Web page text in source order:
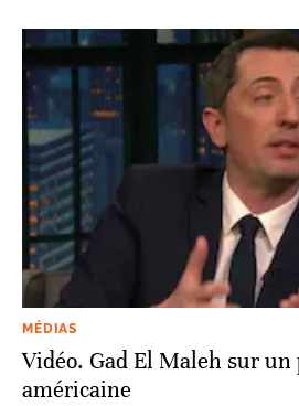
MÉDIAS
Vidéo. Gad El Maleh sur un
américaine